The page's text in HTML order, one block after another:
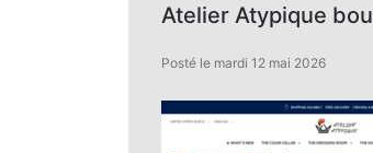
Atelier Atypique
Posté le mardi 12 mai 2026